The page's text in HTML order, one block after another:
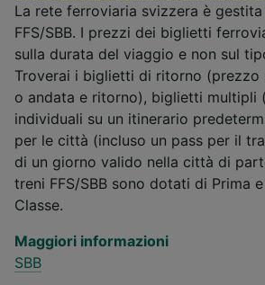
La rete ferroviaria svizzera è
FFS/SBB. I prezzi dei biglietti
sulla durata del viaggio e non sul
Troverai i biglietti di ritorno (prezzo
o andata e ritorno), biglietti multipli
individuali su un itinerario
per le città (incluso un pass per il
di un giorno valido nella città di
treni FFS/SBB sono dotati di Prima
Classe.
Maggiori informazioni
SBB